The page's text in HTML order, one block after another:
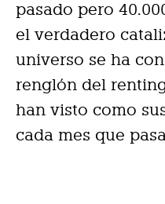
pasado pero
el verdadero
universo se ha
renglón del
han visto como
cada mes que